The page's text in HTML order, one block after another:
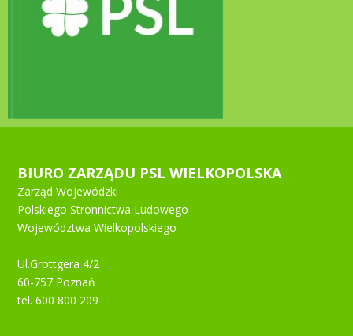
BIURO ZARZĄDU PSL WIELKOPOLSKA
Zarząd Wojewódzki
Polskiego Stronnictwa Ludowego
Województwa Wielkopolskiego
Ul.Grottgera 4/2
60-757 Poznań
tel. 600 800 209